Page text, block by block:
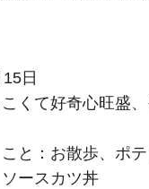
日
くて好奇心旺盛
と：お散歩、ポ
ースカツ丼